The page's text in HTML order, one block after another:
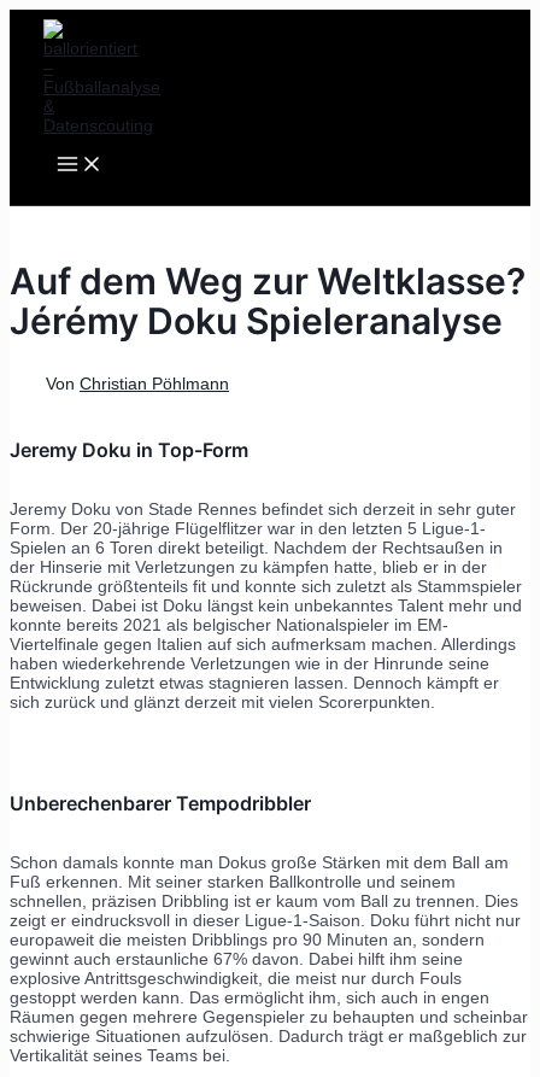
Zum
Inhalt
springen
MENU
Auf dem Weg zur Weltklasse?
Jérémy Doku Spieleranalyse
Von Christian Pöhlmann
Jeremy Doku in Top-Form
Jeremy Doku von Stade Rennes befindet sich derzeit in sehr guter
Form. Der 20-jährige Flügelflitzer war in den letzten 5 Ligue-1-
Spielen an 6 Toren direkt beteiligt. Nachdem der Rechtsaußen in
der Hinserie mit Verletzungen zu kämpfen hatte, blieb er in der
Rückrunde größtenteils fit und konnte sich zuletzt als Stammspieler
beweisen. Dabei ist Doku längst kein unbekanntes Talent mehr und
konnte bereits 2021 als belgischer Nationalspieler im EM-
Viertelfinale gegen Italien auf sich aufmerksam machen. Allerdings
haben wiederkehrende Verletzungen wie in der Hinrunde seine
Entwicklung zuletzt etwas stagnieren lassen. Dennoch kämpft er
sich zurück und glänzt derzeit mit vielen Scorerpunkten.
Unberechenbarer Tempodribbler
Schon damals konnte man Dokus große Stärken mit dem Ball am
Fuß erkennen. Mit seiner starken Ballkontrolle und seinem
schnellen, präzisen Dribbling ist er kaum vom Ball zu trennen. Dies
zeigt er eindrucksvoll in dieser Ligue-1-Saison. Doku führt nicht nur
europaweit die meisten Dribblings pro 90 Minuten an, sondern
gewinnt auch erstaunliche 67% davon. Dabei hilft ihm seine
explosive Antrittsgeschwindigkeit, die meist nur durch Fouls
gestoppt werden kann. Das ermöglicht ihm, sich auch in engen
Räumen gegen mehrere Gegenspieler zu behaupten und scheinbar
schwierige Situationen aufzulösen. Dadurch trägt er maßgeblich zur
Vertikalität seines Teams bei.
Post
navigation